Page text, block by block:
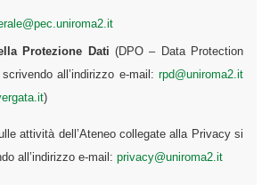
Protezione Dati (DPO – Data Protection
all’indirizzo e-mail: rpd@uniroma2.it
)
attività dell’Ateneo collegate alla Privacy si
all’indirizzo e-mail: privacy@uniroma2.it